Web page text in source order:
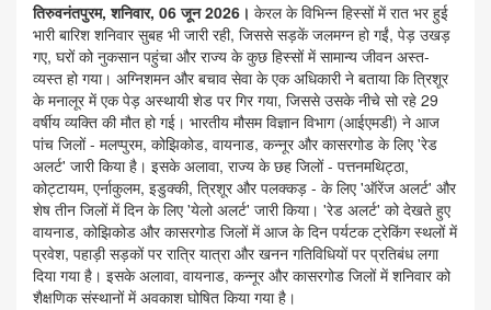
तिरुवनंतपुरम, शनिवार, 06 जून 2026। केरल के विभिन्न हिस्सों में रात भर हुई
भारी बारिश शनिवार सुबह भी जारी रही, जिससे सड़कें जलमग्न हो गईं, पेड़ उखड़
गए, घरों को नुकसान पहुंचा और राज्य के कुछ हिस्सों में सामान्य जीवन अस्त-
व्यस्त हो गया। अग्निशमन और बचाव सेवा के एक अधिकारी ने बताया कि त्रिशूर
के मनालूर में एक पेड़ अस्थायी शेड पर गिर गया, जिससे उसके नीचे सो रहे 29
वर्षीय व्यक्ति की मौत हो गई। भारतीय मौसम विज्ञान विभाग (आईएमडी) ने आज
पांच जिलों - मलप्पुरम, कोझिकोड, वायनाड, कन्नूर और कासरगोड के लिए 'रेड
अलर्ट' जारी किया है। इसके अलावा, राज्य के छह जिलों - पत्तनमथिट्ठा,
कोट्टायम, एर्नाकुलम, इडुक्की, त्रिशूर और पलक्कड़ - के लिए 'ऑरेंज अलर्ट' और
शेष तीन जिलों में दिन के लिए 'येलो अलर्ट' जारी किया। 'रेड अलर्ट' को देखते हुए
वायनाड, कोझिकोड और कासरगोड जिलों में आज के दिन पर्यटक ट्रेकिंग स्थलों में
प्रवेश, पहाड़ी सड़कों पर रात्रि यात्रा और खनन गतिविधियों पर प्रतिबंध लगा
दिया गया है। इसके अलावा, वायनाड, कन्नूर और कासरगोड जिलों में शनिवार को
शैक्षणिक संस्थानों में अवकाश घोषित किया गया है।